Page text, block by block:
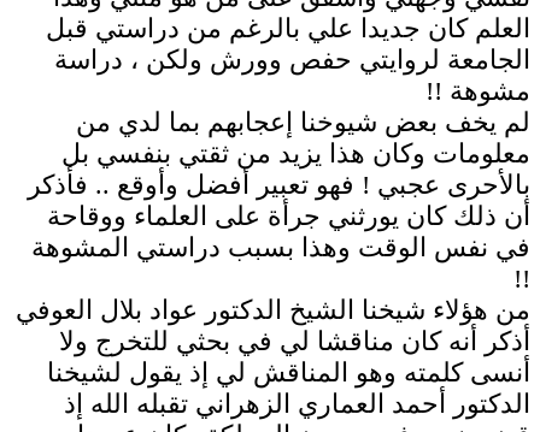
العلم كان جديدا علي بالرغم من دراستي قبل
الجامعة لروايتي حفص وورش ولكن ، دراسة
مشوهة !!
لم يخف بعض شيوخنا إعجابهم بما لدي من
معلومات وكان هذا يزيد من ثقتي بنفسي بل
بالأحرى عجبي ! فهو تعبير أفضل وأوقع .. فأذكر
أن ذلك كان يورثني جرأة على العلماء ووقاحة
في نفس الوقت وهذا بسبب دراستي المشوهة
!!
من هؤلاء شيخنا الشيخ الدكتور عواد بلال العوفي
أذكر أنه كان مناقشا لي في بحثي للتخرج ولا
أنسى كلمته وهو المناقش لي إذ يقول لشيخنا
الدكتور أحمد العماري الزهراني تقبله الله إذ